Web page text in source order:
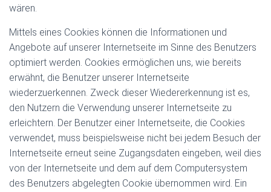
wären.
Mittels eines Cookies können die Informationen und
Angebote auf unserer Internetseite im Sinne des Benutzers
optimiert werden. Cookies ermöglichen uns, wie bereits
erwähnt, die Benutzer unserer Internetseite
wiederzuerkennen. Zweck dieser Wiedererkennung ist es,
den Nutzern die Verwendung unserer Internetseite zu
erleichtern. Der Benutzer einer Internetseite, die Cookies
verwendet, muss beispielsweise nicht bei jedem Besuch der
Internetseite erneut seine Zugangsdaten eingeben, weil dies
von der Internetseite und dem auf dem Computersystem
des Benutzers abgelegten Cookie übernommen wird. Ein